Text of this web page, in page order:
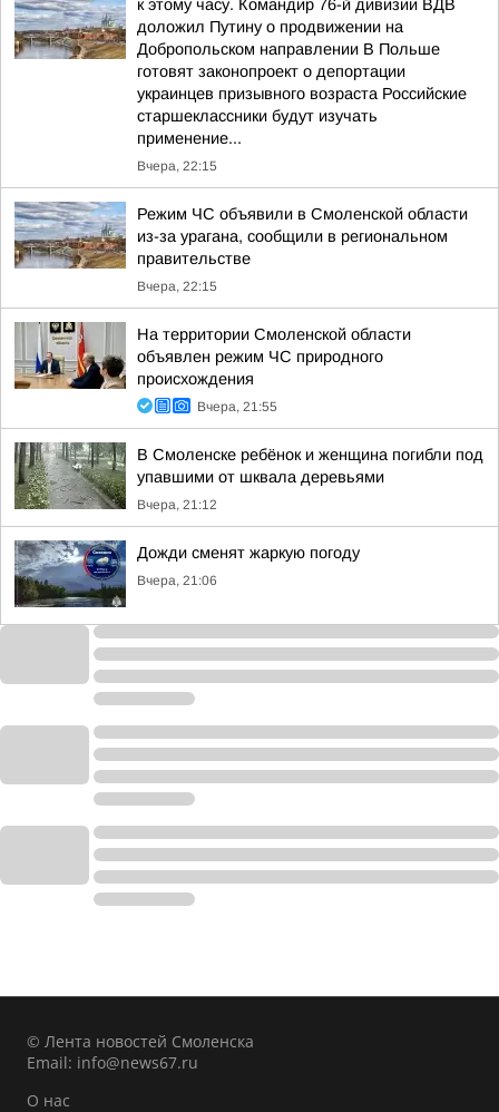
к этому часу. Командир 76-й дивизии ВДВ
доложил Путину о продвижении на
Добропольском направлении В Польше
готовят законопроект о депортации
украинцев призывного возраста Российские
старшеклассники будут изучать
применение...
Вчера, 22:15
Режим ЧС объявили в Смоленской области
из-за урагана, сообщили в региональном
правительстве
Вчера, 22:15
На территории Смоленской области
объявлен режим ЧС природного
происхождения
Вчера, 21:55
В Смоленске ребёнок и женщина погибли под
упавшими от шквала деревьями
Вчера, 21:12
Дожди сменят жаркую погоду
Вчера, 21:06
© Лента новостей Смоленска
Email: info@news67.ru
О нас